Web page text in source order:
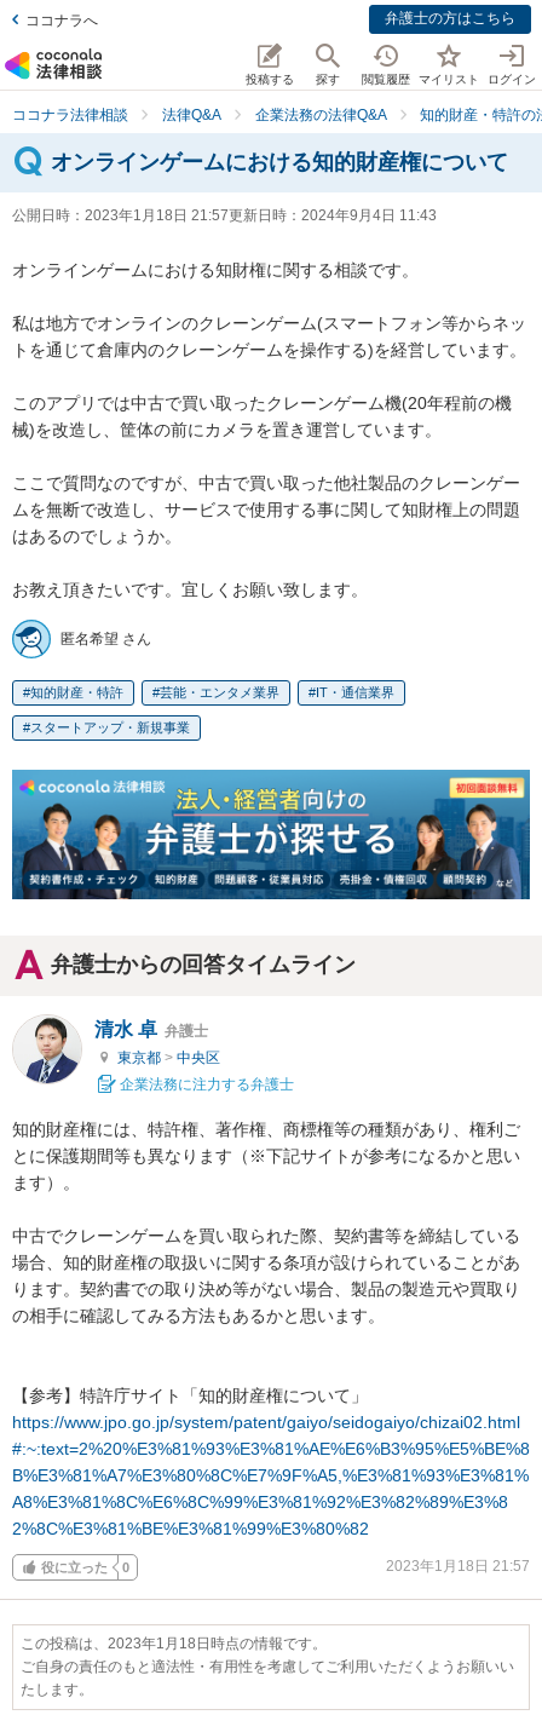
ココナラへ 弁護士の方はこちら
投稿する 探す 閲覧履歴 マイリスト ログイン
ココナラ法律相談 法律Q&A 企業法務の法律Q&A 知的財産・特許の
オンラインゲームにおける知的財産権について
公開日時： 2023年1月18日 21:57更新日時： 2024年9月4日 11:43
オンラインゲームにおける知財権に関する相談です。
私は地方でオンラインのクレーンゲーム(スマートフォン等からネッ
トを通じて倉庫内のクレーンゲームを操作する)を経営しています。
このアプリでは中古で買い取ったクレーンゲーム機(20年程前の機
械)を改造し、筐体の前にカメラを置き運営しています。
ここで質問なのですが、中古で買い取った他社製品のクレーンゲー
ムを無断で改造し、サービスで使用する事に関して知財権上の問題
はあるのでしょうか。
お教え頂きたいです。宜しくお願い致します。
匿名希望 さん
知的財産・特許 芸能・エンタメ業界 IT・通信業界
スタートアップ・新規事業
弁護士からの回答タイムライン
清水 卓 弁護士
東京都 > 中央区
企業法務に注力する弁護士
知的財産権には、特許権、著作権、商標権等の種類があり、権利ご
とに保護期間等も異なります（※下記サイトが参考になるかと思い
ます）。
中古でクレーンゲームを買い取られた際、契約書等を締結している
場合、知的財産権の取扱いに関する条項が設けられていることがあ
ります。契約書での取り決め等がない場合、製品の製造元や買取り
の相手に確認してみる方法もあるかと思います。
https://www.jpo.go.jp/system/patent/gaiyo/seidogaiyo/chizai02.html
#:~:text=2%20%E3%81%93%E3%81%AE%E6%B3%95%E5%BE%8
B%E3%81%A7%E3%80%8C%E7%9F%A5,%E3%81%93%E3%81%
A8%E3%81%8C%E6%8C%99%E3%81%92%E3%82%89%E3%8
2%8C%E3%81%BE%E3%81%99%E3%80%82
役に立った 0 2023年1月18日 21:57
この投稿は、2023年1月18日時点の情報です。
ご自身の責任のもと適法性・有用性を考慮してご利用いただくようお願いい
たします。